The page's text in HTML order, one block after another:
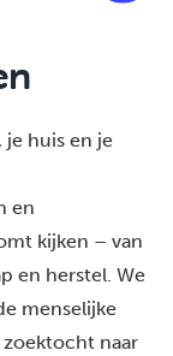
je huis en je
en
kijken – van
en herstel. We
menselijke
zoektocht naar